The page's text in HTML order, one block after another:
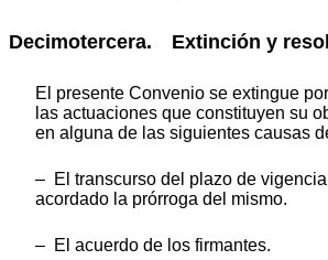
Decimotercera. Extinción y
El presente Convenio se extingue
las actuaciones que constituyen su
en alguna de las siguientes causas
– El transcurso del plazo de
acordado la prórroga del mismo.
– El acuerdo de los firmantes.